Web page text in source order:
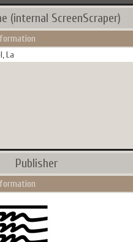
(internal ScreenScraper)
La
Publisher